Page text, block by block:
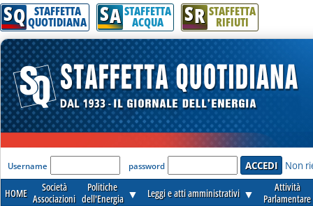
Attenzione! Esegui l'accesso per lèggere interamente la notizia.
SQ STAFFETTA
QUOTIDIANA SA STAFFETTA
ACQUA SR STAFFETTA
RIFIUTI
'Modulo Login per accedere'
Username password Non
HOME
Società
Associazioni
Politiche
dell'Energia ▼ Leggi e atti amministrativi ▼
Attività
Parlamentare